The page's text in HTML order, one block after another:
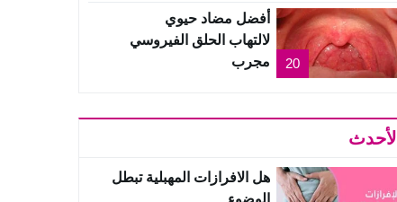
20
أفضل مضاد حيوي
لالتهاب الحلق الفيروسي
مجرب
الأحدث
هل الافرازات المهبلية تبطل